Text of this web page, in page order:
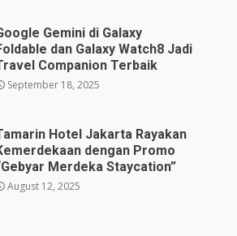
Gemini di Galaxy
dan Galaxy Watch8 Jadi
Companion Terbaik
September 18, 2025
Hotel Jakarta Rayakan
dengan Promo
Merdeka Staycation”
August 12, 2025